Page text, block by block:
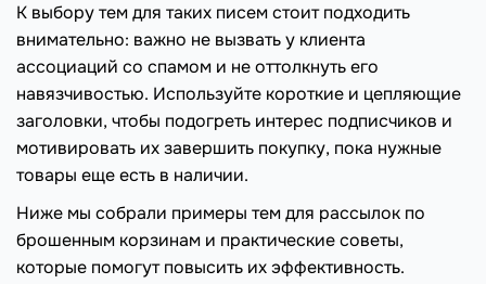
К выбору тем для таких писем стоит подходить
внимательно: важно не вызвать у клиента
ассоциаций со спамом и не оттолкнуть его
навязчивостью. Используйте короткие и цепляющие
заголовки, чтобы подогреть интерес подписчиков и
мотивировать их завершить покупку, пока нужные
товары еще есть в наличии.
Ниже мы собрали примеры тем для рассылок по
брошенным корзинам и практические советы,
которые помогут повысить их эффективность.